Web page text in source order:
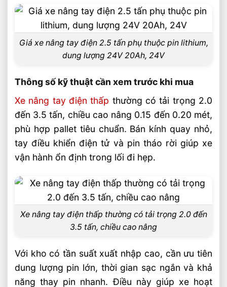
Cách đánh giá giá trị đầu tư
Câu hỏi thường gặp về xe nâng tay điện
2.5 tấn giá mới nhất FAQ
Xe nâng tay điện 2.5 tấn phù hợp kho
Giá xe nâng tay điện 2.5 tấn 2026 phụ
thuộc gì?
Video: Xe Nâng Tay Điện 2.5 Tấn Giá Mới
Nhất 2026
Liên hệ mua sản phẩm
Bài Viết Liên Quan
Xe Nâng Dầu 3 Tấn Nâng Cao 4.5 Mét
Xe Nâng Lithium Tải Trọng Nào Phù Hợp
Cho Kho Logistics
So Sánh Hiệu Suất Nâng Xe Nâng Lithium
Giá xe nâng tay điện 2.5 tấn phụ thuộc pin lithium,
dung lượng 24V 20Ah, 24V
Thông số kỹ thuật cần xem trước khi mua
Xe nâng tay điện thấp thường có tải trọng 2.0
đến 3.5 tấn, chiều cao nâng 0.15 đến 0.20 mét,
phù hợp pallet tiêu chuẩn. Bán kính quay nhỏ,
tay điều khiển điện tử và pin tháo rời giúp xe
vận hành ổn định trong lối đi hẹp.
Xe nâng tay điện thấp thường có tải trọng 2.0 đến
3.5 tấn, chiều cao nâng
Với kho có tần suất xuất nhập cao, cần ưu tiên
dung lượng pin lớn, thời gian sạc ngắn và khả
năng thay pin nhanh. Điều này giúp xe hoạt